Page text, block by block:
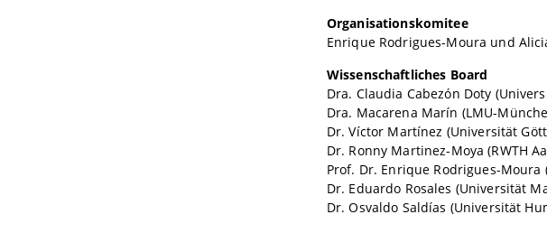
Or­ga­ni­sa­ti­ons­ko­mi­tee
Enrique Rodrigues-Moura und
Wissenschaftliches Board
Dra. Claudia Cabezón Doty
Dra. Macarena Marín (LMU-
Dr. Víctor Martínez (Universität
Dr. Ronny Martinez-Moya (RWTH
Prof. Dr. Enrique Rodrigues-Moura
Dr. Eduardo Rosales (Universität
Dr. Osvaldo Saldías (Universität